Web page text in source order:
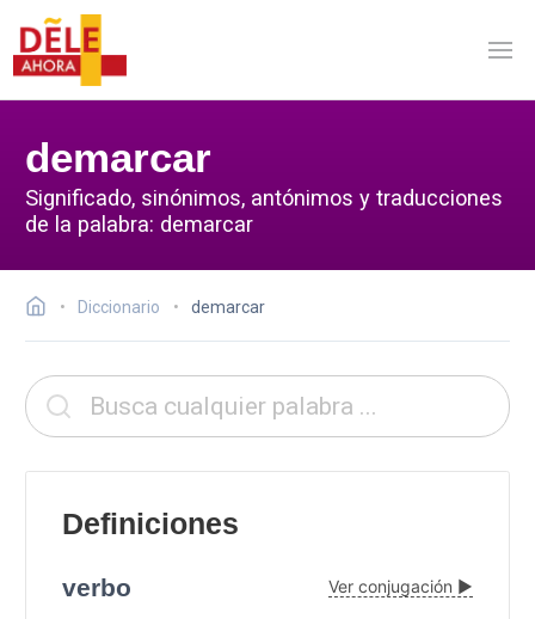
demarcar
Significado, sinónimos, antónimos y traducciones
de la palabra: demarcar
Diccionario demarcar
Definiciones
verbo Ver conjugación ▶